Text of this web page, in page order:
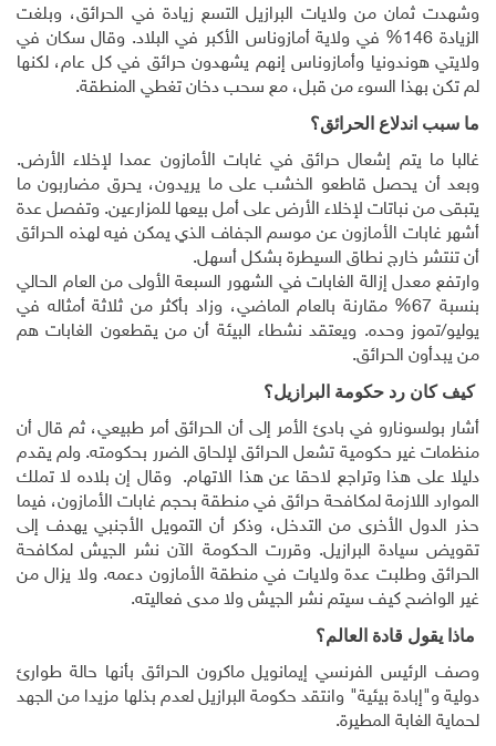
وشهدت ثمان من ولايات البرازيل التسع زيادة في الحرائق، وبلغت
الزيادة 146% في ولاية أمازوناس الأكبر في البلاد. وقال سكان في
ولايتي هوندونيا وأمازوناس إنهم يشهدون حرائق في كل عام، لكنها
لم تكن بهذا السوء من قبل، مع سحب دخان تغطي المنطقة.
ما سبب اندلاع الحرائق؟
غالبا ما يتم إشعال حرائق في غابات الأمازون عمدا لإخلاء الأرض.
وبعد أن يحصل قاطعو الخشب على ما يريدون، يحرق مضاربون ما
يتبقى من نباتات لإخلاء الأرض على أمل بيعها للمزارعين. وتفصل عدة
أشهر غابات الأمازون عن موسم الجفاف الذي يمكن فيه لهذه الحرائق
أن تنتشر خارج نطاق السيطرة بشكل أسهل.
وارتفع معدل إزالة الغابات في الشهور السبعة الأولى من العام الحالي
بنسبة 67% مقارنة بالعام الماضي، وزاد بأكثر من ثلاثة أمثاله في
يوليو/تموز وحده. ويعتقد نشطاء البيئة أن من يقطعون الغابات هم
من يبدأون الحرائق.
كيف كان رد حكومة البرازيل؟
أشار بولسونارو في بادئ الأمر إلى أن الحرائق أمر طبيعي، ثم قال أن
منظمات غير حكومية تشعل الحرائق لإلحاق الضرر بحكومته. ولم يقدم
دليلا على هذا وتراجع لاحقا عن هذا الاتهام. وقال إن بلاده لا تملك
الموارد اللازمة لمكافحة حرائق في منطقة بحجم غابات الأمازون، فيما
حذر الدول الأخرى من التدخل، وذكر أن التمويل الأجنبي يهدف إلى
تقويض سيادة البرازيل. وقررت الحكومة الآن نشر الجيش لمكافحة
الحرائق وطلبت عدة ولايات في منطقة الأمازون دعمه. ولا يزال من
غير الواضح كيف سيتم نشر الجيش ولا مدى فعاليته.
ماذا يقول قادة العالم؟
وصف الرئيس الفرنسي إيمانويل ماكرون الحرائق بأنها حالة طوارئ
دولية و"إبادة بيئية" وانتقد حكومة البرازيل لعدم بذلها مزيدا من الجهد
لحماية الغابة المطيرة.